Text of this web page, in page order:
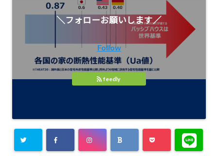
＼フォローお願いします／
Follow
feedly